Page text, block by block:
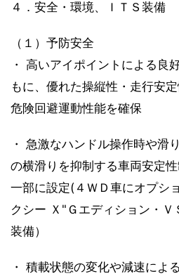
４．安全・環境、ＩＴＳ装備
（１）予防安全
・ 高いアイポイントによる良
もに、優れた操縦性・走行安
危険回避運動性能を確保
・ 急激なハンドル操作時や滑
の横滑りを抑制する車両安定
一部に設定(４ＷＤ車にオプシ
クシー Ｘ"Ｇエディション・
装備）
・ 積載状態の変化や減速によ